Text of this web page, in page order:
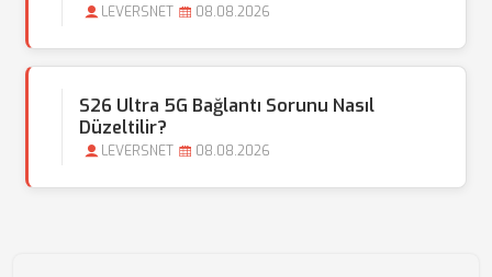
LEVERSNET 08.08.2026
S26 Ultra 5G Bağlantı Sorunu Nasıl
Düzeltilir?
LEVERSNET 08.08.2026